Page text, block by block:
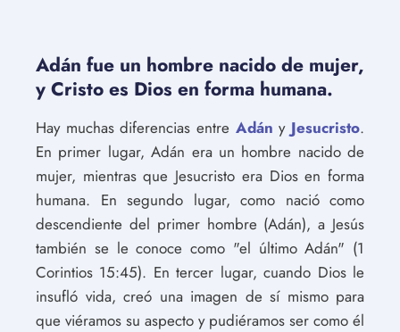
Adán fue un hombre nacido de mujer,
y Cristo es Dios en forma humana.
Hay muchas diferencias entre Adán y Jesucristo.
En primer lugar, Adán era un hombre nacido de
mujer, mientras que Jesucristo era Dios en forma
humana. En segundo lugar, como nació como
descendiente del primer hombre (Adán), a Jesús
también se le conoce como "el último Adán" (1
Corintios 15:45). En tercer lugar, cuando Dios le
insufló vida, creó una imagen de sí mismo para
que viéramos su aspecto y pudiéramos ser como él